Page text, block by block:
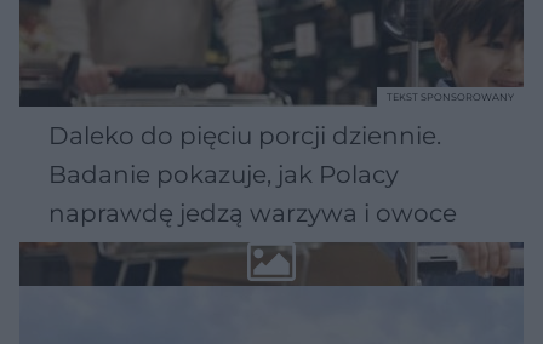
Daleko do pięciu porcji dziennie.
Badanie pokazuje, jak Polacy
naprawdę jedzą warzywa i owoce
TEKST SPONSOROWANY